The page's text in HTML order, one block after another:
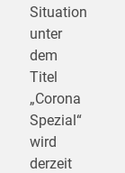
Situation
unter
dem
Titel
„Corona
Spezial“
wird
derzeit